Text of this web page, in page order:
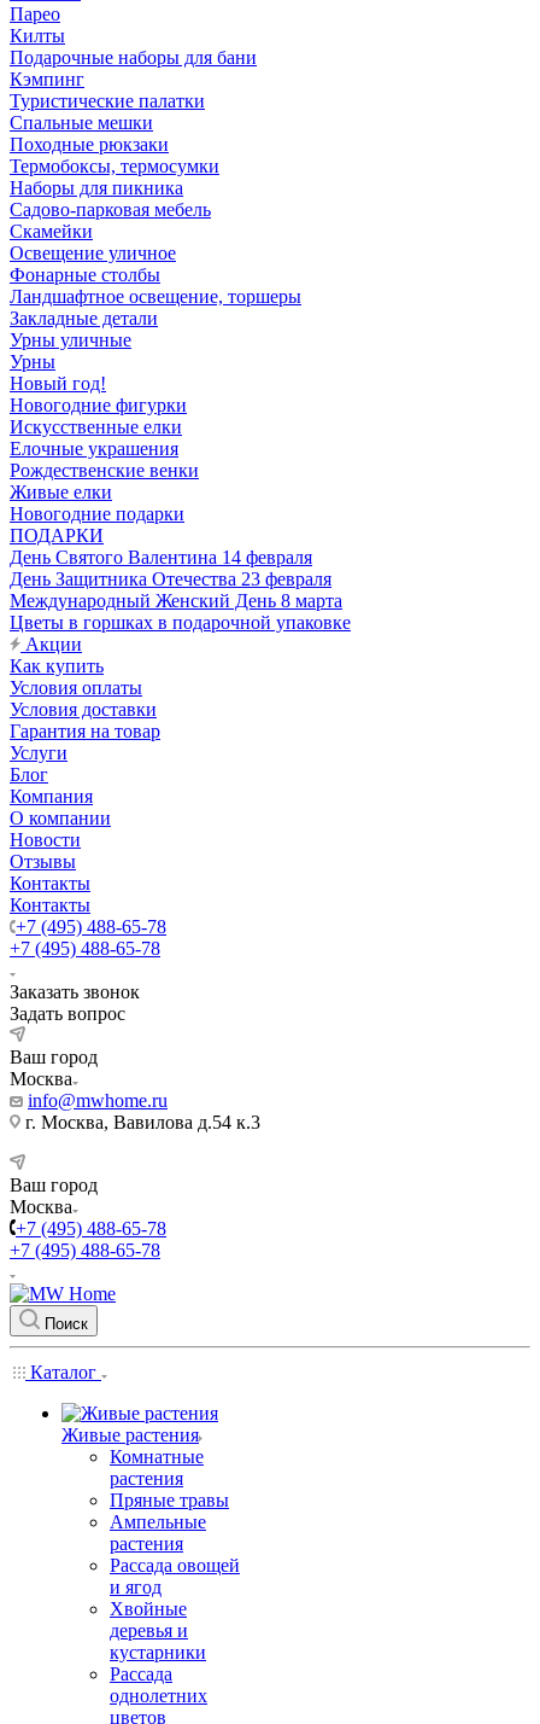
Парео
Килты
Подарочные наборы для бани
Кэмпинг
Туристические палатки
Спальные мешки
Походные рюкзаки
Термобоксы, термосумки
Наборы для пикника
Садово-парковая мебель
Скамейки
Освещение уличное
Фонарные столбы
Ландшафтное освещение, торшеры
Закладные детали
Урны уличные
Урны
Новый год!
Новогодние фигурки
Искусственные елки
Елочные украшения
Рождественские венки
Живые елки
Новогодние подарки
ПОДАРКИ
День Святого Валентина 14 февраля
День Защитника Отечества 23 февраля
Международный Женский День 8 марта
Цветы в горшках в подарочной упаковке
Акции
Как купить
Условия оплаты
Условия доставки
Гарантия на товар
Услуги
Блог
Компания
О компании
Новости
Отзывы
Контакты
Контакты
+7 (495) 488-65-78
+7 (495) 488-65-78
Заказать звонок
Задать вопрос
Ваш город
Москва
info@mwhome.ru
г. Москва, Вавилова д.54 к.3
Ваш город
Москва
+7 (495) 488-65-78
+7 (495) 488-65-78
Поиск
Каталог
Живые растения
Комнатные
растения
Пряные травы
Ампельные
растения
Рассада овощей
и ягод
Хвойные
деревья и
кустарники
Рассада
однолетних
цветов